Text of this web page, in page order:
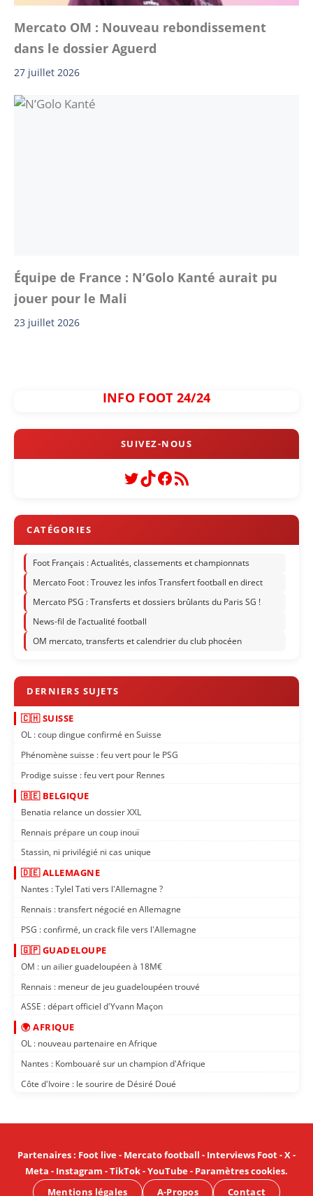
Mercato OM : Nouveau rebondissement
dans le dossier Aguerd
27 juillet 2026
Équipe de France : N’Golo Kanté aurait pu
jouer pour le Mali
23 juillet 2026
INFO FOOT 24/24
Twitter
TikTok
Facebook
Flux RSS
Foot Français : Actualités, classements et championnats
Mercato Foot : Trouvez les infos Transfert football en direct
Mercato PSG : Transferts et dossiers brûlants du Paris SG !
News-fil de l’actualité football
OM mercato, transferts et calendrier du club phocéen
🇨🇭 SUISSE
OL : coup dingue confirmé en Suisse
Phénomène suisse : feu vert pour le PSG
Prodige suisse : feu vert pour Rennes
🇧🇪 BELGIQUE
Benatia relance un dossier XXL
Rennais prépare un coup inouï
Stassin, ni privilégié ni cas unique
🇩🇪 ALLEMAGNE
Nantes : Tylel Tati vers l'Allemagne ?
Rennais : transfert négocié en Allemagne
PSG : confirmé, un crack file vers l'Allemagne
🇬🇵 GUADELOUPE
OM : un ailier guadeloupéen à 18M€
Rennais : meneur de jeu guadeloupéen trouvé
ASSE : départ officiel d'Yvann Maçon
🌍 AFRIQUE
OL : nouveau partenaire en Afrique
Nantes : Kombouaré sur un champion d'Afrique
Côte d'Ivoire : le sourire de Désiré Doué
Partenaires: Foot live- Mercato football - Interviews Foot-X-
Meta - Instagram -TikTok-YouTube- Paramètres cookies.
Mentions légales
A-Propos Contact